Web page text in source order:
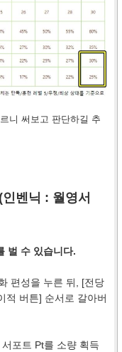
니 써보고 판단하길 추
벤닉 : 월영서
벌 수 있습니다.
편성을 누른 뒤, [전당
적 버튼] 순서로 갈아버
포트 Pt를 소량 획득